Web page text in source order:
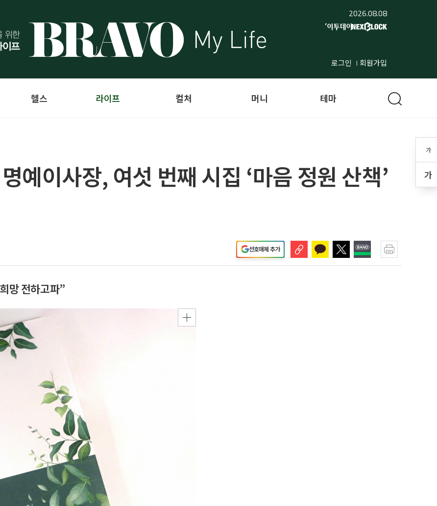
2026.08.08
로그인 회원가입
가
가
헬스 라이프 컬처 머니 테마
예이사장, 여섯 번째 시집 ‘마음 정원 산책’
선호매체 추가
망 전하고파”